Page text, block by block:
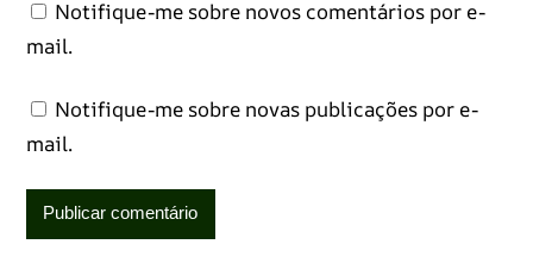
Notifique-me sobre novos comentários por e-
mail.
Notifique-me sobre novas publicações por e-
mail.